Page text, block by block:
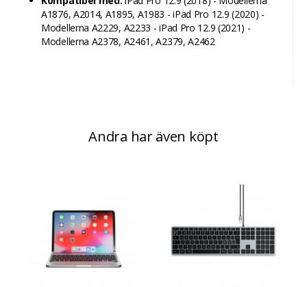
A1876, A2014, A1895, A1983 - iPad Pro 12.9 (2020) -
Modellerna A2229, A2233 - iPad Pro 12.9 (2021) -
Modellerna A2378, A2461, A2379, A2462
Andra har även köpt